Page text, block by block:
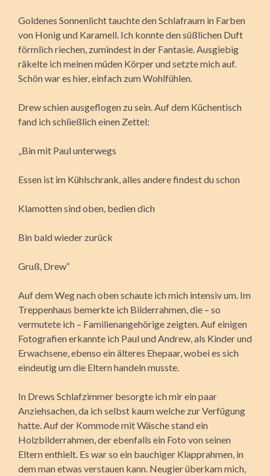
Goldenes Sonnenlicht tauchte den Schlafraum in Farben
von Honig und Karamell. Ich konnte den süßlichen Duft
förmlich riechen, zumindest in der Fantasie. Ausgiebig
räkelte ich meinen müden Körper und setzte mich auf.
Schön war es hier, einfach zum Wohlfühlen.
Drew schien ausgeflogen zu sein. Auf dem Küchentisch
fand ich schließlich einen Zettel:
„Bin mit Paul unterwegs
Essen ist im Kühlschrank, alles andere findest du schon
Klamotten sind oben, bedien dich
Bin bald wieder zurück
Gruß, Drew“
Auf dem Weg nach oben schaute ich mich intensiv um. Im
Treppenhaus bemerkte ich Bilderrahmen, die – so
vermutete ich – Familienangehörige zeigten. Auf einigen
Fotografien erkannte ich Paul und Andrew, als Kinder und
Erwachsene, ebenso ein älteres Ehepaar, wobei es sich
eindeutig um die Eltern handeln musste.
In Drews Schlafzimmer besorgte ich mir ein paar
Anziehsachen, da ich selbst kaum welche zur Verfügung
hatte. Auf der Kommode mit Wäsche stand ein
Holzbilderrahmen, der ebenfalls ein Foto von seinen
Eltern enthielt. Es war so ein bauchiger Klapprahmen, in
dem man etwas verstauen kann. Neugier überkam mich,